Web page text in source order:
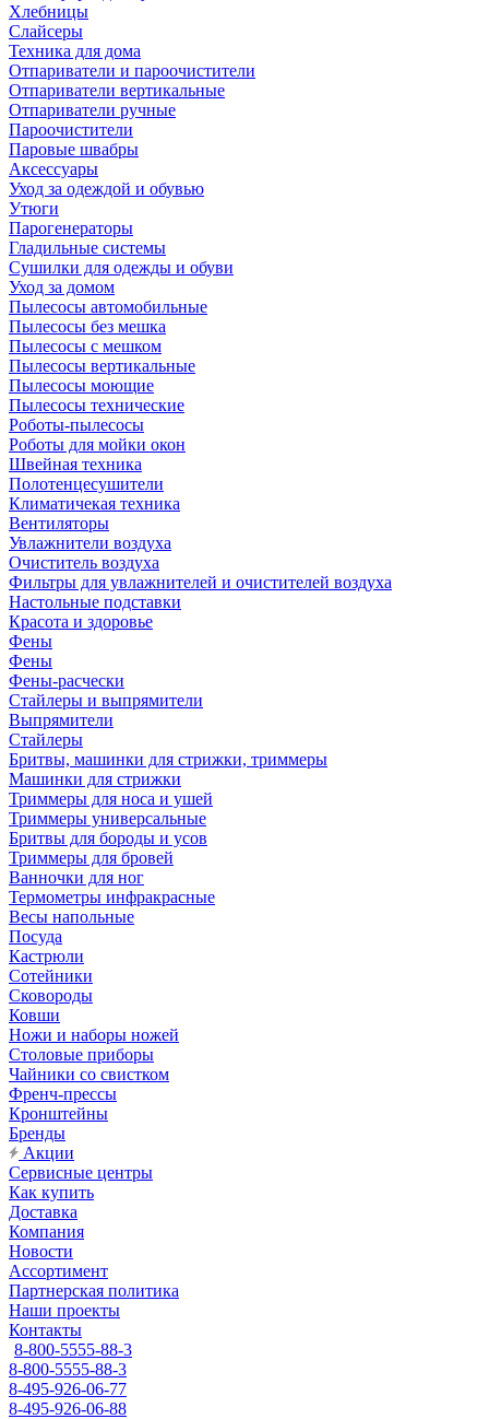
Хлебницы
Слайсеры
Техника для дома
Отпариватели и пароочистители
Отпариватели вертикальные
Отпариватели ручные
Пароочистители
Паровые швабры
Аксессуары
Уход за одеждой и обувью
Утюги
Парогенераторы
Гладильные системы
Сушилки для одежды и обуви
Уход за домом
Пылесосы автомобильные
Пылесосы без мешка
Пылесосы с мешком
Пылесосы вертикальные
Пылесосы моющие
Пылесосы технические
Роботы-пылесосы
Роботы для мойки окон
Швейная техника
Полотенцесушители
Климатичекая техника
Вентиляторы
Увлажнители воздуха
Очиститель воздуха
Фильтры для увлажнителей и очистителей воздуха
Настольные подставки
Красота и здоровье
Фены
Фены
Фены-расчески
Стайлеры и выпрямители
Выпрямители
Стайлеры
Бритвы, машинки для стрижки, триммеры
Машинки для стрижки
Триммеры для носа и ушей
Триммеры универсальные
Бритвы для бороды и усов
Триммеры для бровей
Ванночки для ног
Термометры инфракрасные
Весы напольные
Посуда
Кастрюли
Сотейники
Сковороды
Ковши
Ножи и наборы ножей
Столовые приборы
Чайники со свистком
Френч-прессы
Кронштейны
Бренды
Акции
Сервисные центры
Как купить
Доставка
Компания
Новости
Ассортимент
Партнерская политика
Наши проекты
Контакты
8-800-5555-88-3
8-800-5555-88-3
8-495-926-06-77
8-495-926-06-88